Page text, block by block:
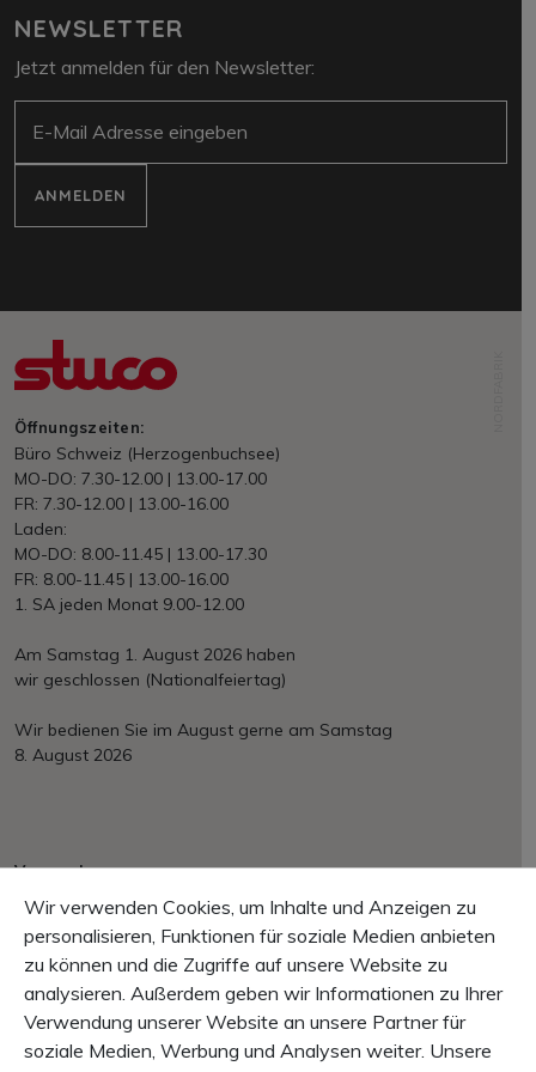
NEWSLETTER
Jetzt anmelden für den Newsletter:
ANMELDEN
Öffnungszeiten:
Büro Schweiz (Herzogenbuchsee)
MO-DO: 7.30-12.00 | 13.00-17.00
FR: 7.30-12.00 | 13.00-16.00
Laden:
MO-DO: 8.00-11.45 | 13.00-17.30
FR: 8.00-11.45 | 13.00-16.00
1. SA jeden Monat 9.00-12.00
Am Samstag 1. August 2026 haben
wir geschlossen (Nationalfeiertag)
Wir bedienen Sie im August gerne am Samstag
8. August 2026
Versand
Ab Fr. 150.– portofrei
EU/International nach Aufwand
Zahlung
Mastercard, VISA, PayPal, Rechnung, Vorkasse
Garantie
10 Tage Rückgaberecht
Wir verwenden Cookies, um Inhalte und Anzeigen zu
personalisieren, Funktionen für soziale Medien anbieten
zu können und die Zugriffe auf unsere Website zu
analysieren. Außerdem geben wir Informationen zu Ihrer
Verwendung unserer Website an unsere Partner für
soziale Medien, Werbung und Analysen weiter. Unsere